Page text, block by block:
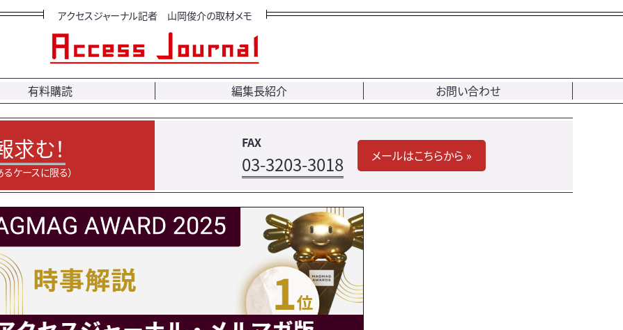
アクセスジャーナル記者 山岡俊介の取材メモ
有料購読 編集長紹介 お問い合わせ
求む！
ケースに限る）
FAX
03-3203-3018 メールはこちらから »